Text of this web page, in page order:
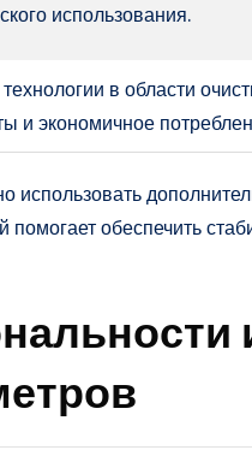
использования.
в области
и экономичное
помогает обеспечить